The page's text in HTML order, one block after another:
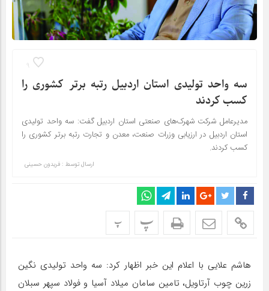
9
سه واحد تولیدی استان اردبیل رتبه برتر کشوری را
کسب کردند
مدیرعامل شرکت شهرک‌های صنعتی استان اردبیل گفت: سه واحد تولیدی
استان اردبیل در ارزیابی وزرات صنعت، معدن و تجارت رتبه برتر کشوری را
کسب کردند.
ارسال توسط : فریدون حسینی
پ پ
هاشم علایی با اعلام این خبر اظهار کرد: سه واحد تولیدی نگین
زرین چوب آرتاویل، تامین سامان میلاد آسیا و فولاد سپهر سبلان